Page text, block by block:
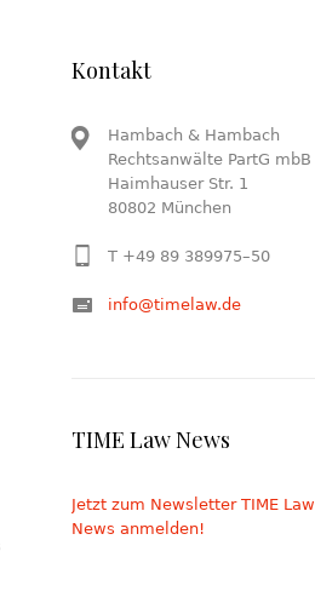
Kontakt
Hambach & Hambach
Rechtsanwälte PartG mbB
Haimhauser Str. 1
80802 München
T +49 89 389975–50
info@timelaw.de
TIME Law News
Jetzt zum Newsletter TIME Law
News anmelden!